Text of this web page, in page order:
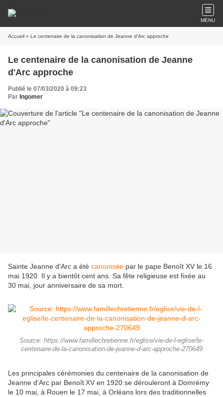
MENU
Accueil » Le centenaire de la canonisation de Jeanne d'Arc approche
Le centenaire de la canonisation de Jeanne
d'Arc approche
Publié le 07/03/2020 à 09:23
Par Ingomer
Sainte Jeanne d'Arc a été canonisée par le pape Benoît XV le 16
mai 1920. Il y a bientôt cent ans. Sa fête religieuse est fixée au
30 mai, jour anniversaire de sa mort.
Source: https://www.famillechretienne.fr/eglise/vie-de-l-eglise/le-
centenaire-de-la-canonisation-de-jeanne-d-arc-approche-270649
Les principales cérémonies du centenaire de la canonisation de
Jeanne d’Arc par Benoît XV en 1920 se dérouleront à Domrémy
le 10 mai, à Rouen le 17 mai, à Orléans lors des traditionnelles